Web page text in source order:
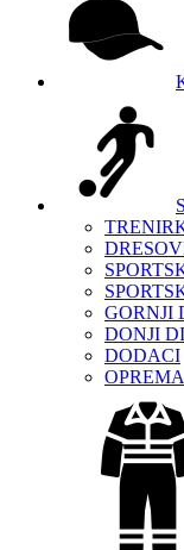
GORNJI
DONJI
DODACI